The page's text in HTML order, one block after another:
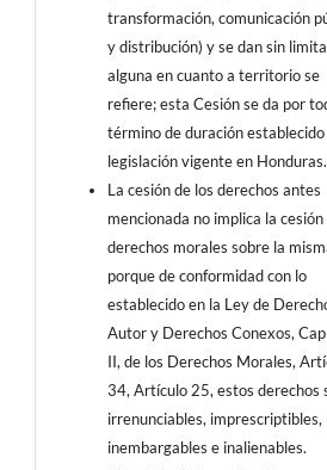
transformación, comunicación
y distribución) y se dan sin
alguna en cuanto a territorio se
refiere; esta Cesión se da por
término de duración establecido
legislación vigente en Honduras.
La cesión de los derechos antes
mencionada no implica la cesión
derechos morales sobre la
porque de conformidad con lo
establecido en la Ley de
Autor y Derechos Conexos,
II, de los Derechos Morales,
34, Artículo 25, estos derechos
irrenunciables, imprescriptibles,
inembargables e inalienables.